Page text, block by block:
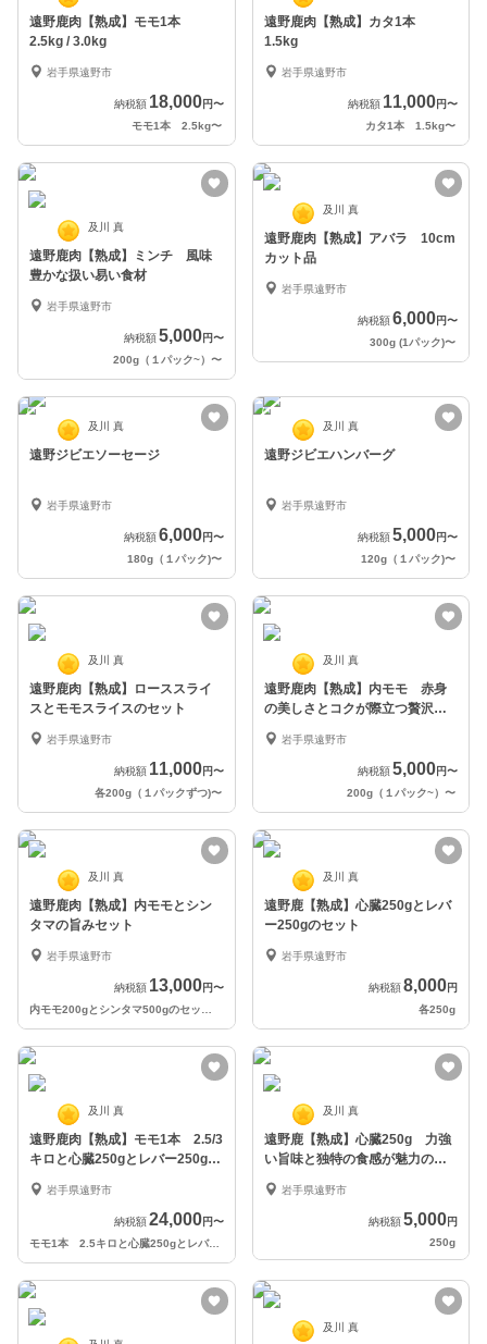
遠野鹿肉【熟成】モモ1本
2.5kg / 3.0kg
岩手県遠野市
納税額 18,000円〜
モモ1本 2.5kg〜
遠野鹿肉【熟成】カタ1本
1.5kg
岩手県遠野市
納税額 11,000円〜
カタ1本 1.5kg〜
及川 真
遠野鹿肉【熟成】ミンチ 風味
豊かな扱い易い食材
岩手県遠野市
納税額 5,000円〜
200g（１パック~） 〜
及川 真
遠野鹿肉【熟成】アバラ 10cm
カット品
岩手県遠野市
納税額6,000円〜
300g (1パック)〜
及川 真
遠野ジビエソーセージ
岩手県遠野市
納税額 6,000円〜
180g（１パック)〜
及川 真
遠野ジビエハンバーグ
岩手県遠野市
納税額5,000円〜
120g（１パック)〜
及川 真
遠野鹿肉【熟成】ローススライ
スとモモスライスのセット
岩手県遠野市
納税額 11,000円〜
各200g（１パックずつ)〜
及川 真
遠野鹿肉【熟成】内モモ 赤身
の美しさとコクが際立つ贅沢な
一品
岩手県遠野市
納税額5,000円〜
200g（１パック~） 〜
及川 真
遠野鹿肉【熟成】内モモとシン
タマの旨みセット
岩手県遠野市
納税額 13,000円〜
及川 真
遠野鹿【熟成】心臓250gとレバ
ー250gのセット
岩手県遠野市
納税額8,000円
各250g
及川 真
遠野鹿肉【熟成】モモ1本 2.5/3
キロと心臓250gとレバー250gの
セット
岩手県遠野市
納税額 24,000円〜
モモ1本 2.5キロと心臓250gとレバー250gのセット
及川 真
遠野鹿【熟成】心臓250g 力強
い旨味と独特の食感が魅力の希
少部位
岩手県遠野市
納税額5,000円
250g
及川 真